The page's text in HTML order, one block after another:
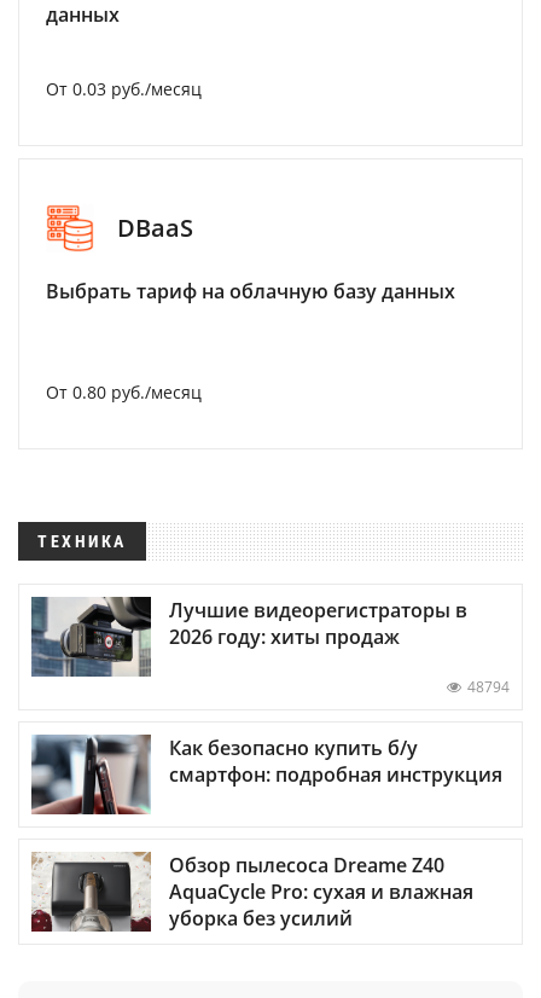
данных
От 0.03 руб./месяц
DBaaS
Выбрать тариф на облачную базу данных
От 0.80 руб./месяц
ТЕХНИКА
Лучшие видеорегистраторы в
2026 году: хиты продаж
48794
Как безопасно купить б/у
смартфон: подробная инструкция
Обзор пылесоса Dreame Z40
AquaCycle Pro: сухая и влажная
уборка без усилий